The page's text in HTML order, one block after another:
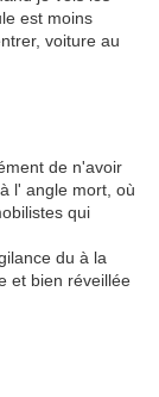
est moins
voiture au
de n'avoir
l' angle mort, où
qui
du à la
et bien réveillée